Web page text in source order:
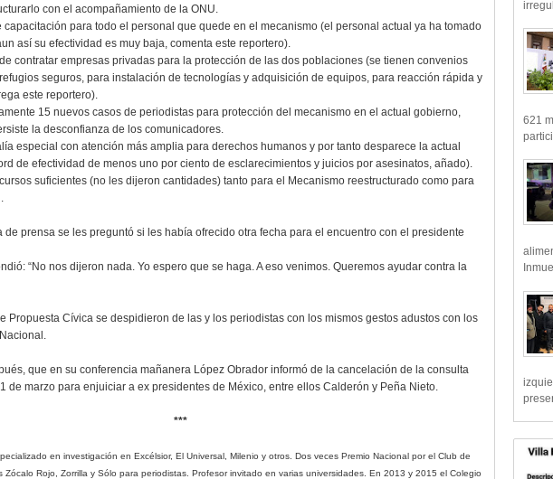
con el acompañamiento de la ONU.
capacitación para todo el personal que quede en el mecanismo (el personal actual ya ha tomado
así su efectividad es muy baja, comenta este reportero).
contratar empresas privadas para la protección de las dos poblaciones (se tienen convenios
seguros, para instalación de tecnologías y adquisición de equipos, para reacción rápida y
este reportero).
15 nuevos casos de periodistas para protección del mecanismo en el actual gobierno,
la desconfianza de los comunicadores.
especial con atención más amplia para derechos humanos y por tanto desparece la actual
de efectividad de menos uno por ciento de esclarecimientos y juicios por asesinatos, añado).
suficientes (no les dijeron cantidades) tanto para el Mecanismo reestructurado como para
de prensa se les preguntó si les había ofrecido otra fecha para el encuentro con el presidente
“No nos dijeron nada. Yo espero que se haga. A eso venimos. Queremos ayudar contra la
Propuesta Cívica se despidieron de las y los periodistas con los mismos gestos adustos con los
que en su conferencia mañanera López Obrador informó de la cancelación de la consulta
de marzo para enjuiciar a ex presidentes de México, entre ellos Calderón y Peña Nieto.
***
en investigación en Excélsior, El Universal, Milenio y otros. Dos veces Premio Nacional por el Club de
Zócalo Rojo, Zorrilla y Sólo para periodistas. Profesor invitado en varias universidades. En 2013 y 2015 el Colegio
621